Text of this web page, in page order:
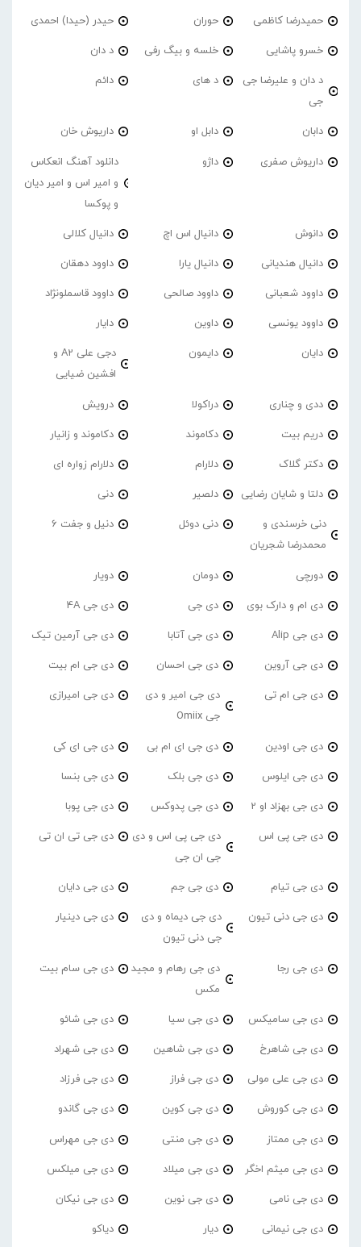
حمیدرضا کاظمی حوران حیدر (حیدا) احمدی
خسرو پاشایی خلسه و بیگ رفی د دان
د دان و علیرضا جی
جی
د های دائم
دابان دابل او داریوش خان
داریوش صفری داژو
دانلود آهنگ انعکاس
و امیر اس و امیر دیان
و پوکسا
دانوش دانیال اس اچ دانیال کلالی
دانیال هندیانی دانیال یارا داوود دهقان
داوود شعبانی داوود صالحی داوود قاسملونژاد
داوود یونسی داوین دایار
دایان دایمون
دجی علی A2 و
افشین ضیایی
ددی و چناری دراکولا درویش
دریم بیت دکاموند دکاموند و زانیار
دکتر گلاک دلارام دلارام زواره ای
دلتا و شایان رضایی دلصیر دنی
دنی خرسندی و
محمدرضا شجریان
دنی دوئل دنیل و جفت 6
دورچی دومان دویار
دی ام و دارک بوی دی جی دی جی 4A
دی جی Alip دی جی آتابا دی جی آرمین تیک
دی جی آروین دی جی احسان دی جی ام بیت
دی جی ام تی
دی جی امیر و دی
جی Omiix
دی جی امیرازی
دی جی اودین دی جی ای ام بی دی جی ای کی
دی جی ایلوس دی جی بلک دی جی بنسا
دی جی بهزاد او 2 دی جی پدوکس دی جی پوبا
دی جی پی اس
دی جی پی اس و دی
جی ان جی
دی جی تی ان تی
دی جی تیام دی جی جم دی جی دایان
دی جی دنی تیون
دی جی دیماه و دی
جی دنی تیون
دی جی دینیار
دی جی رجا
دی جی رهام و مجید
مکس
دی جی سام بیت
دی جی سامیکس دی جی سیا دی جی شائو
دی جی شاهرخ دی جی شاهین دی جی شهراد
دی جی علی مولی دی جی فراز دی جی فرزاد
دی جی کوروش دی جی کوین دی جی گاندو
دی جی ممتاز دی جی منتی دی جی مهراس
دی جی میثم اخگر دی جی میلاد دی جی میلکس
دی جی نامی دی جی نوین دی جی نیکان
دی جی نیمانی دیار دیاکو